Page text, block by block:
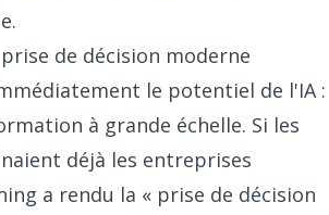
de décision moderne
le potentiel de l'IA :
à grande échelle. Si les
déjà les entreprises
a rendu la « prise de décision